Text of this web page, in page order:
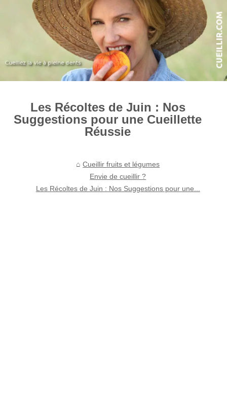
Les Récoltes de Juin : Nos
Suggestions pour une Cueillette
Réussie
Cueillir fruits et légumes
Envie de cueillir ?
Les Récoltes de Juin : Nos Suggestions pour une...